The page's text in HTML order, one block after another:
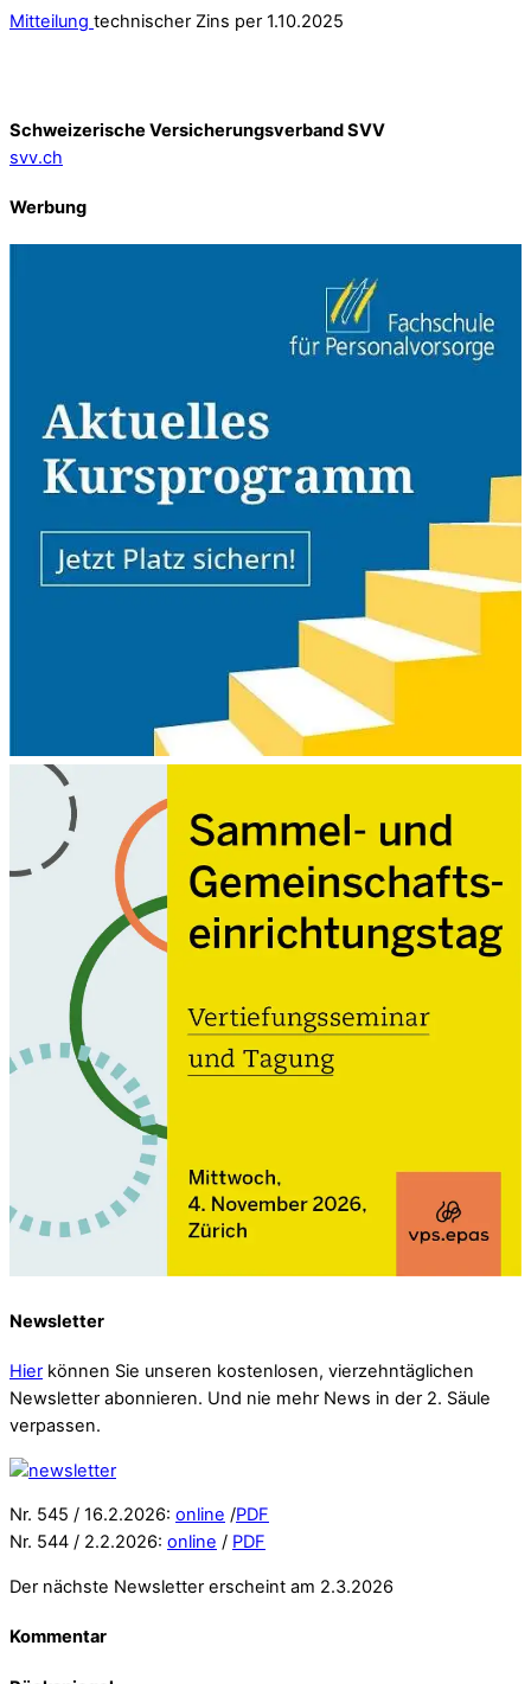
Mitteilung technischer Zins per 1.10.2025
Schweizerische Versicherungsverband SVV
svv.ch
Werbung
Newsletter
Hier können Sie unseren kostenlosen, vierzehntäglichen
Newsletter abonnieren. Und nie mehr News in der 2. Säule
verpassen.
Nr. 545 / 16.2.2026: online /PDF
Nr. 544 / 2.2.2026: online / PDF
Der nächste Newsletter erscheint am 2.3.2026
Kommentar